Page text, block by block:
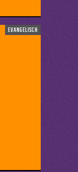
evangelisch